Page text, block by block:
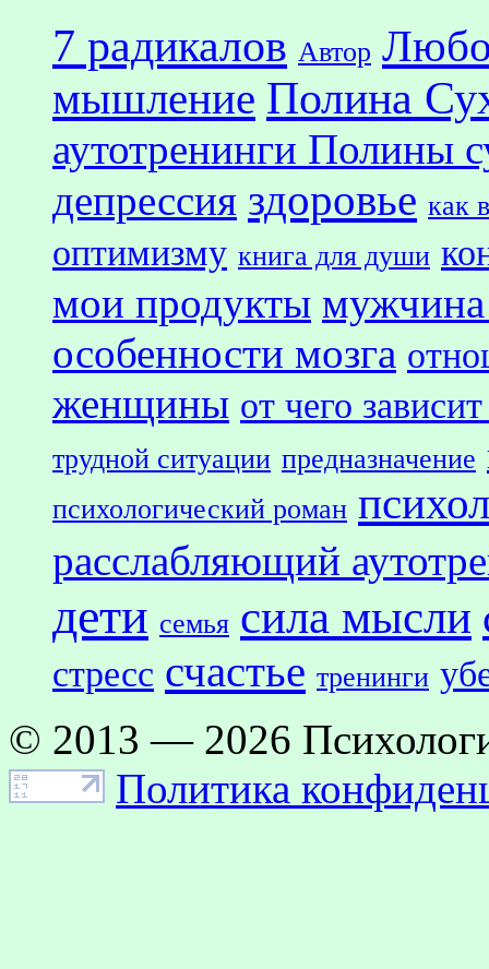
7 радикалов Автор
мышление Полина
аутотренинги Полины
депрессия здоровье как
оптимизму книга для души
мои продукты
особенности мозга
женщины от чего
трудной ситуации предназначение
психологический роман
расслабляющий
дети семья сила мысли
стресс счастье тренинги
© 2013 — 2026
Политика